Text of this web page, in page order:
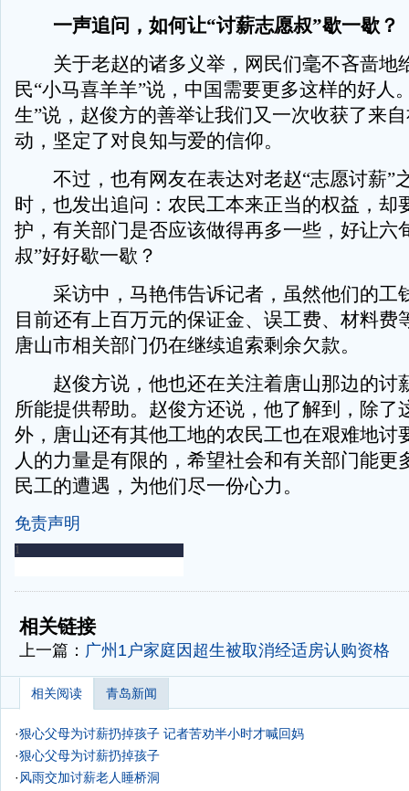
一声追问，如何让“讨薪志愿叔”歇一歇？
关于老赵的诸多义举，网民们毫不吝啬地
民“小马喜羊羊”说，中国需要更多这样的好人
生”说，赵俊方的善举让我们又一次收获了来
动，坚定了对良知与爱的信仰。
不过，也有网友在表达对老赵“志愿讨薪”
时，也发出追问：农民工本来正当的权益，却
护，有关部门是否应该做得再多一些，好让六
叔”好好歇一歇？
采访中，马艳伟告诉记者，虽然他们的工
目前还有上百万元的保证金、误工费、材料费
唐山市相关部门仍在继续追索剩余欠款。
赵俊方说，他也还在关注着唐山那边的讨
所能提供帮助。赵俊方还说，他了解到，除了
外，唐山还有其他工地的农民工也在艰难地讨
人的力量是有限的，希望社会和有关部门能更
民工的遭遇，为他们尽一份心力。
免责声明
-
相关链接
上一篇： 广州1户家庭因超生被取消经适房认购资格
相关阅读 青岛新闻
·狠心父母为讨薪扔掉孩子 记者苦劝半小时才喊回妈
·狠心父母为讨薪扔掉孩子
· 风雨交加讨薪老人睡桥洞